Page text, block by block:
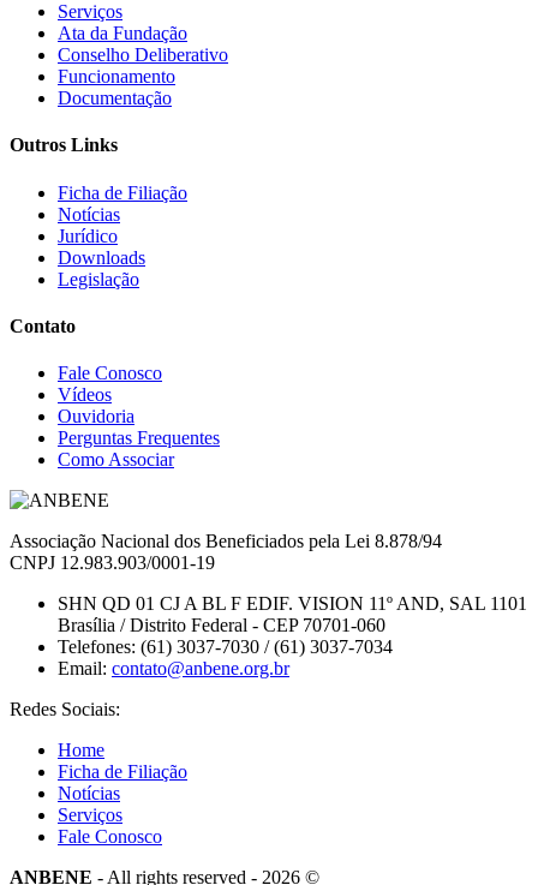
Serviços
Ata da Fundação
Conselho Deliberativo
Funcionamento
Documentação
Outros Links
Ficha de Filiação
Notícias
Jurídico
Downloads
Legislação
Contato
Fale Conosco
Vídeos
Ouvidoria
Perguntas Frequentes
Como Associar
Associação Nacional dos Beneficiados pela Lei 8.878/94
CNPJ 12.983.903/0001-19
SHN QD 01 CJ A BL F EDIF. VISION 11º AND, SAL 1101
Brasília / Distrito Federal - CEP 70701-060
Telefones: (61) 3037-7030 / (61) 3037-7034
Email: contato@anbene.org.br
Redes Sociais:
Home
Ficha de Filiação
Notícias
Serviços
Fale Conosco
ANBENE - All rights reserved - 2026 ©